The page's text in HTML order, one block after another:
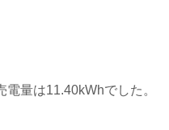
量は11.40kWhでした。